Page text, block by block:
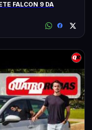
FALCON 9 DA